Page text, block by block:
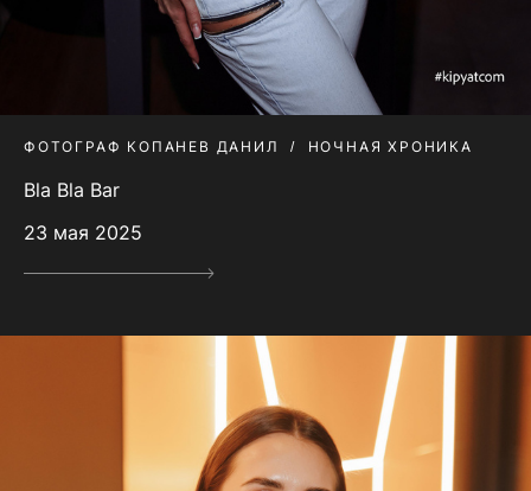
ФОТОГРАФ КОПАНЕВ ДАНИЛ НОЧНАЯ ХРОНИКА
Bla Bla Bar
23 мая 2025